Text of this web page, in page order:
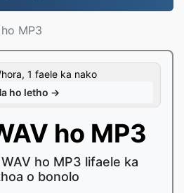
MP3
1 faele ka nako
ho letho →
ho MP3
ho MP3 lifaele ka
o bonolo